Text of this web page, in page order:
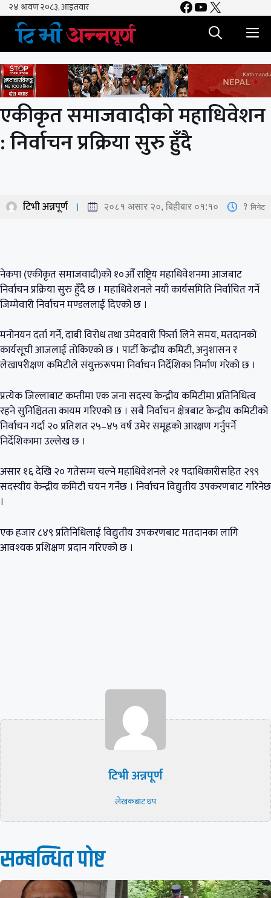
Skip
content
Facebook
YouTube
X
एकीकृत समाजवादीको महाधिवेशन
: निर्वाचन प्रक्रिया सुरु हुँदै
टिभी अन्नपूर्ण २०८१ असार २०, बिहीबार ०१:१० 1 मिनेट
नेकपा (एकीकृत समाजवादी)को १०औँ राष्ट्रिय महाधिवेशनमा आजबाट
निर्वाचन प्रक्रिया सुरु हुँदै छ । महाधिवेशनले नयाँ कार्यसमिति निर्वाचित गर्ने
जिम्मेवारी निर्वाचन मण्डललाई दिएको छ ।
मनोनयन दर्ता गर्ने, दाबी विरोध तथा उमेदवारी फिर्ता लिने समय, मतदानको
कार्यसूची आजलाई तोकिएको छ । पार्टी केन्द्रीय कमिटी, अनुशासन र
लेखापरीक्षण कमिटीले संयुक्तरूपमा निर्वाचन निर्देशिका निर्माण गरेको छ ।
प्रत्येक जिल्लाबाट कम्तीमा एक जना सदस्य केन्द्रीय कमिटीमा प्रतिनिधित्व
रहने सुनिश्चितता कायम गरिएको छ । सबै निर्वाचन क्षेत्रबाट केन्द्रीय कमिटीको
निर्वाचन गर्दा २० प्रतिशत २५–४५ वर्ष उमेर समूहको आरक्षण गर्नुपर्ने
निर्देशिकामा उल्लेख छ ।
असार १६ देखि २० गतेसम्म चल्ने महाधिवेशनले २१ पदाधिकारीसहित २९९
सदस्यीय केन्द्रीय कमिटी चयन गर्नेछ । निर्वाचन विद्युतीय उपकरणबाट गरिनेछ
।
एक हजार ८४९ प्रतिनिधिलाई विद्युतीय उपकरणबाट मतदानका लागि
आवश्यक प्रशिक्षण प्रदान गरिएको छ ।
टिभी अन्नपूर्ण
लेखकबाट थप
सम्बन्धित पाेष्ट